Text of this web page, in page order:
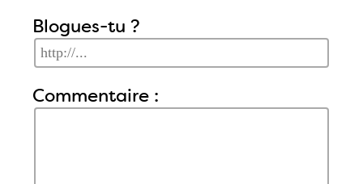
Blogues-tu ?
Commentaire :